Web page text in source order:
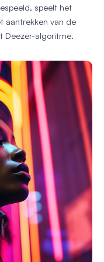
speelt het
aantrekken van de
Deezer-algoritme.